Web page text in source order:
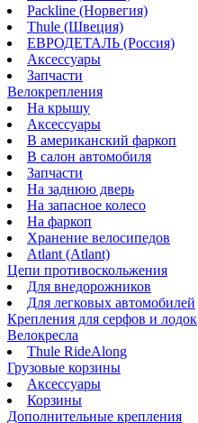
Packline (Норвегия)
Thule (Швеция)
ЕВРОДЕТАЛЬ (Россия)
Аксессуары
Запчасти
Велокрепления
На крышу
Аксессуары
В американский фаркоп
В салон автомобиля
Запчасти
На заднюю дверь
На запасное колесо
На фаркоп
Хранение велосипедов
Atlant (Atlant)
Цепи противоскольжения
Для внедорожников
Для легковых автомобилей
Крепления для серфов и лодок
Велокресла
Thule RideAlong
Грузовые корзины
Аксессуары
Корзины
Дополнительные крепления